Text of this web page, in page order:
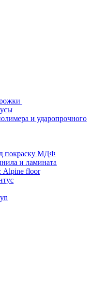
и ударопрочного
покраску МДФ
и ламината
Alpine floor